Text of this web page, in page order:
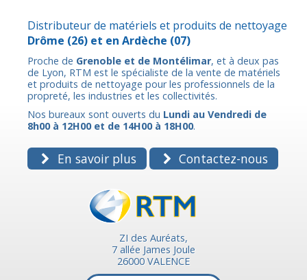
Distributeur de matériels et produits de nettoyage
Drôme (26) et en Ardèche (07)
Proche de Grenoble et de Montélimar, et à deux pas
de Lyon, RTM est le spécialiste de la vente de matériels
et produits de nettoyage pour les professionnels de la
propreté, les industries et les collectivités.
Nos bureaux sont ouverts du Lundi au Vendredi de
8h00 à 12H00 et de 14H00 à 18H00.
En savoir plus Contactez-nous
ZI des Auréats,
7 allée James Joule
26000 VALENCE